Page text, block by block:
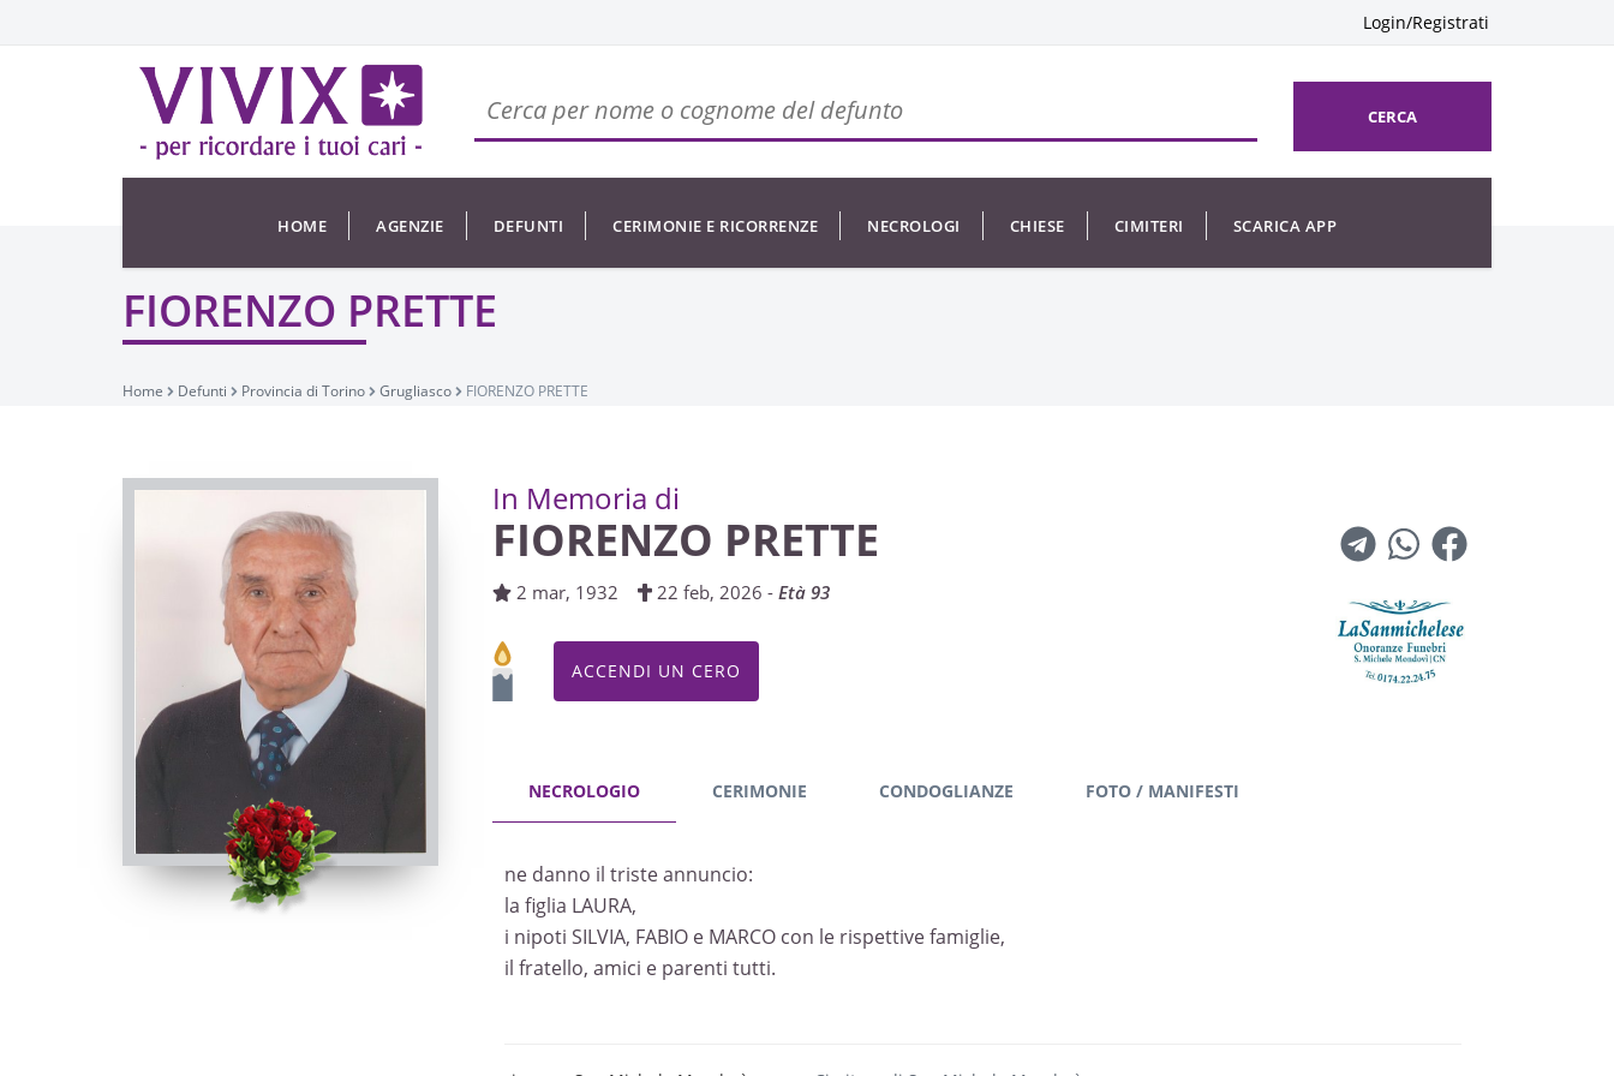
Login/Registrati
CERCA
HOME AGENZIE DEFUNTI CERIMONIE E RICORRENZE NECROLOGI CHIESE CIMITERI SCARICA APP
FIORENZO PRETTE
Home Defunti Provincia di Torino Grugliasco FIORENZO PRETTE
In Memoria di
FIORENZO PRETTE
2 mar, 1932 22 feb, 2026 - Età 93
ACCENDI UN CERO
NECROLOGIO CERIMONIE CONDOGLIANZE FOTO / MANIFESTI
ne danno il triste annuncio:
la figlia LAURA,
i nipoti SILVIA, FABIO e MARCO con le rispettive famiglie,
il fratello, amici e parenti tutti.